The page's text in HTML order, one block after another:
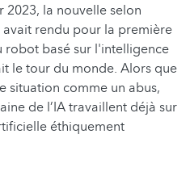
la nouvelle selon
rendu pour la première
basé sur l'intelligence
le tour du monde. Alors que
situation comme un abus,
de l’IA travaillent déjà sur
éthiquement